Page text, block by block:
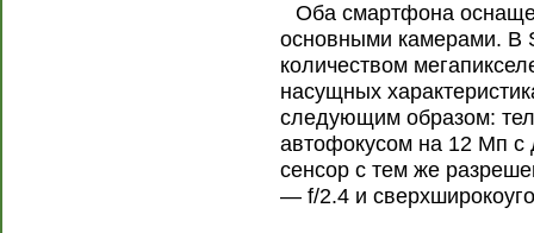
Оба смартфона
основными камерами. В
количеством
насущных
следующим образом:
автофокусом на 12 Мп с
сенсор c тем же
— f/2.4 и